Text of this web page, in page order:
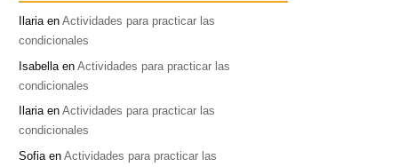
IlariaenActividades para practicar las
condicionales
Isabella enActividades para practicar las
condicionales
IlariaenActividades para practicar las
condicionales
Sofia enActividades para practicar las